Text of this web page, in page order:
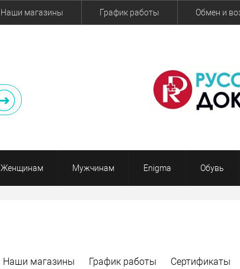
Наши магазины График работы Обмен и
Женщинам Мужчинам Enigma Обувь
Наши магазины График работы Сертификаты